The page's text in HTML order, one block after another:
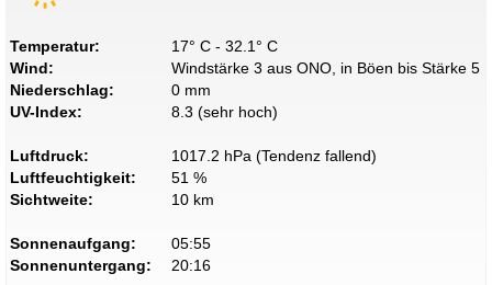
Temperatur:
17° C - 32.1° C
Wind:
Windstärke 3 aus ONO, in Böen bis Stärke 5
Niederschlag:
0 mm
UV-Index:
8.3 (sehr hoch)
Luftdruck:
1017.2 hPa (Tendenz fallend)
Luftfeuchtigkeit:
51 %
Sichtweite:
10 km
Sonnenaufgang:
05:55
Sonnenuntergang:
20:16